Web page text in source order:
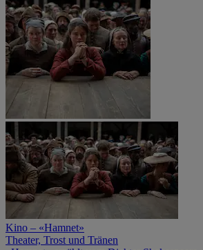
Kino – «Hamnet»
Theater, Trost und Tränen